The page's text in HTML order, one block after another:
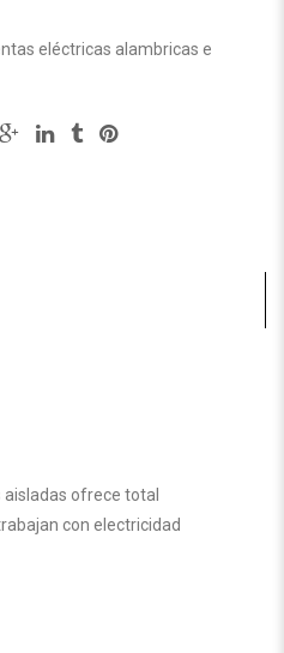
eléctricas alambricas e
aisladas ofrece total
con electricidad